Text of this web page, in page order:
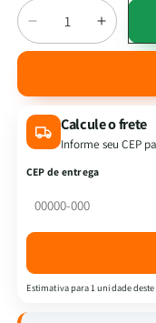
Quantidade
Diminuir
a
Amiguinhos
Luminosos
no
|
Vaca
Todolivro
a
no
Calcule o frete
Informe seu CEP
CEP de entrega
Estimativa para 1 unidade